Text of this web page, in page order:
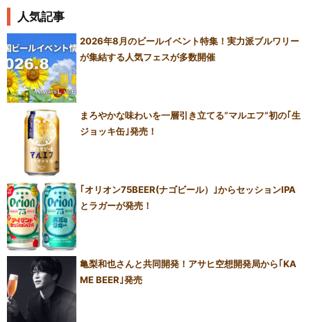
人気記事
2026年8月のビールイベント特集！実力派ブルワリー
が集結する人気フェスが多数開催
まろやかな味わいを一層引き立てる“マルエフ”初の｢生
ジョッキ缶｣発売！
｢オリオン75BEER(ナゴビール）｣からセッションIPA
とラガーが発売！
亀梨和也さんと共同開発！アサヒ空想開発局から｢KA
ME BEER｣発売